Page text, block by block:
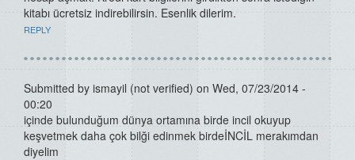
kitabı ücretsiz indirebilirsin. Esenlik dilerim.
REPLY
Submitted by ismayil (not verified) on Wed, 07/23/2014 -
00:20
içinde bulunduğum dünya ortamına birde incil okuyup
keşvetmek daha çok bilği edinmek birdeİNCİL merakımdan
diyelim